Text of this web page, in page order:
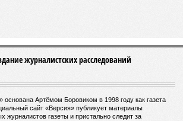
журналистских расследований
основана Артёмом Боровиком в 1998 году как газета
сайт «Версия» публикует материалы
журналистов газеты и пристально следит за